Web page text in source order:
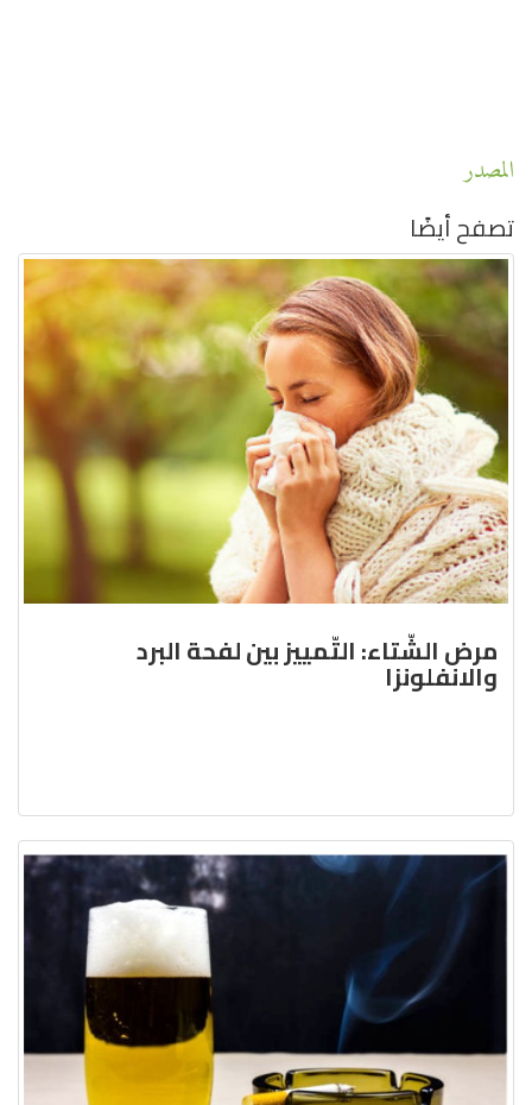
المصدر
تصفح أيضًا
مرض الشّتاء: التّمييز بين لفحة البرد
والانفلونزا